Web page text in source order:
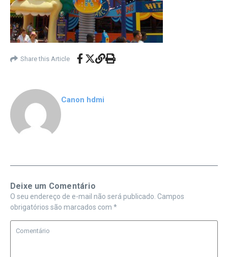
Share this Article
Canon hdmi
Deixe um Comentário
O seu endereço de e-mail não será publicado. Campos
obrigatórios são marcados com *